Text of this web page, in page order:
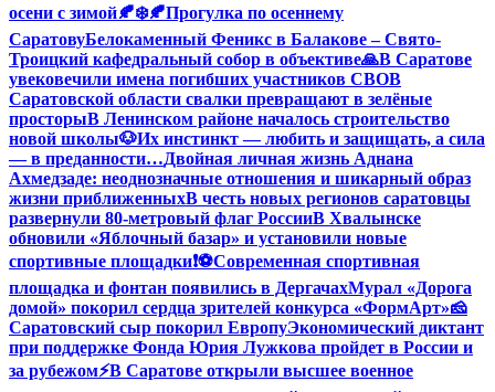
осени с зимой🍂❄️🍂Прогулка по осеннему
СаратовуБелокаменный Феникс в Балакове – Свято-
Троицкий кафедральный собор в объективе🙏В Саратове
увековечили имена погибших участников СВОВ
Саратовской области свалки превращают в зелёные
просторыВ Ленинском районе началось строительство
новой школы🐶Их инстинкт — любить и защищать, а сила
— в преданности…Двойная личная жизнь Аднана
Ахмедзаде: неоднозначные отношения и шикарный образ
жизни приближенныхВ честь новых регионов саратовцы
развернули 80-метровый флаг РоссииВ Хвалынске
обновили «Яблочный базар» и установили новые
спортивные площадки❗️⚽️Современная спортивная
площадка и фонтан появились в ДергачахМурал «Дорога
домой» покорил сердца зрителей конкурса «ФормАрт»🧀
Саратовский сыр покорил ЕвропуЭкономический диктант
при поддержке Фонда Юрия Лужкова пройдет в России и
за рубежом⚡️В Саратове открыли высшее военное